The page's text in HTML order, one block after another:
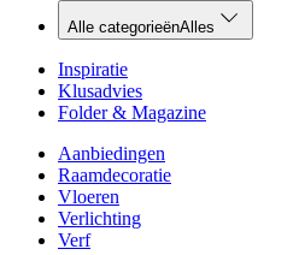
Alle categorieënAlles
Inspiratie
Klusadvies
Folder & Magazine
Aanbiedingen
Raamdecoratie
Vloeren
Verlichting
Verf